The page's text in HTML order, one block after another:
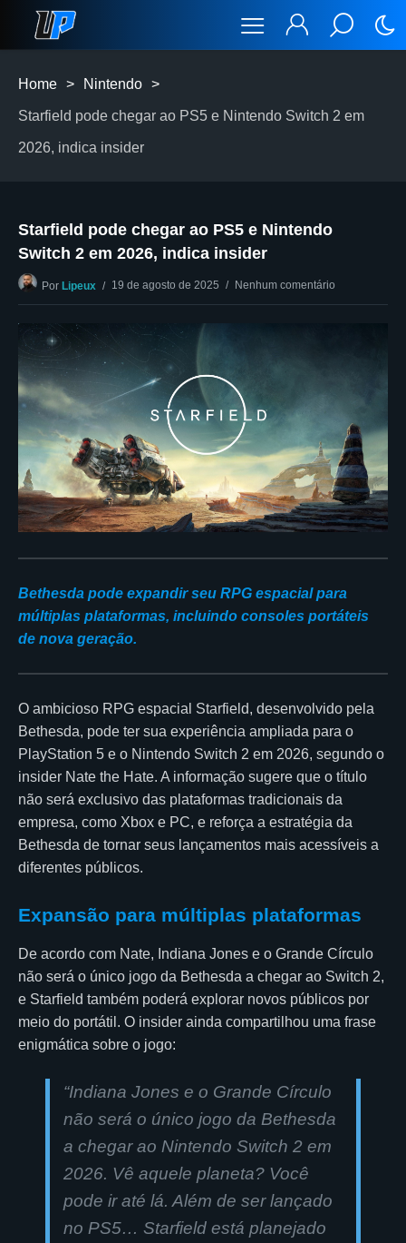
Home > Nintendo >
Starfield pode chegar ao PS5 e Nintendo Switch 2 em
2026, indica insider
Starfield pode chegar ao PS5 e Nintendo
Switch 2 em 2026, indica insider
Por Lipeux 19 de agosto de 2025 Nenhum comentário
Bethesda pode expandir seu RPG espacial para
múltiplas plataformas, incluindo consoles portáteis
de nova geração.
O ambicioso RPG espacial Starfield, desenvolvido pela
Bethesda, pode ter sua experiência ampliada para o
PlayStation 5 e o Nintendo Switch 2 em 2026, segundo o
insider Nate the Hate. A informação sugere que o título
não será exclusivo das plataformas tradicionais da
empresa, como Xbox e PC, e reforça a estratégia da
Bethesda de tornar seus lançamentos mais acessíveis a
diferentes públicos.
Expansão para múltiplas plataformas
De acordo com Nate, Indiana Jones e o Grande Círculo
não será o único jogo da Bethesda a chegar ao Switch 2,
e Starfield também poderá explorar novos públicos por
meio do portátil. O insider ainda compartilhou uma frase
enigmática sobre o jogo:
“Indiana Jones e o Grande Círculo
não será o único jogo da Bethesda
a chegar ao Nintendo Switch 2 em
2026. Vê aquele planeta? Você
pode ir até lá. Além de ser lançado
no PS5… Starfield está planejado